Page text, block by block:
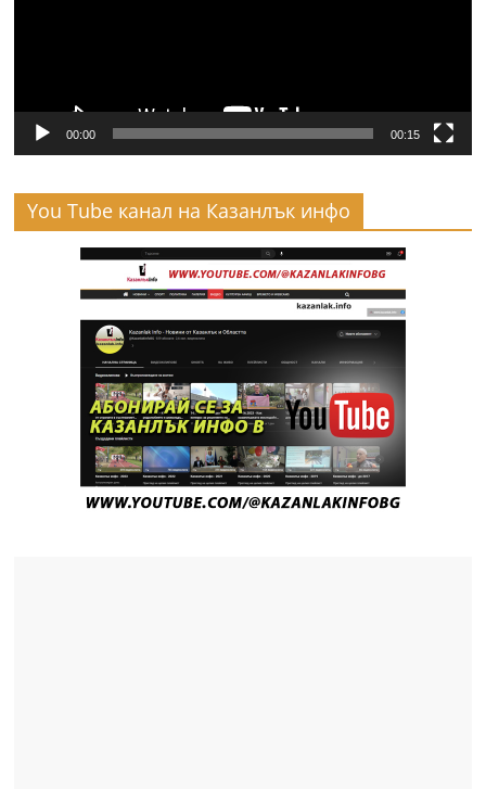
00:00 00:15
You Tube канал на Казанлък инфо